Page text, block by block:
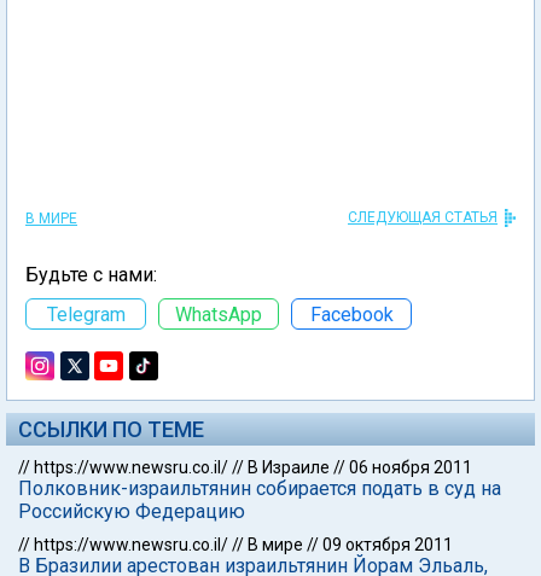
В МИРЕ СЛЕДУЮЩАЯ СТАТЬЯ
Будьте с нами:
Telegram
WhatsApp Facebook
ССЫЛКИ ПО ТЕМЕ
// https://www.newsru.co.il/// В Израиле //06 ноября 2011
Полковник-израильтянин собирается подать в суд на
Российскую Федерацию
// https://www.newsru.co.il/// В мире //09 октября 2011
В Бразилии арестован израильтянин Йорам Эльаль,